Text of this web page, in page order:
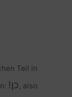
Teil in
כן! , also